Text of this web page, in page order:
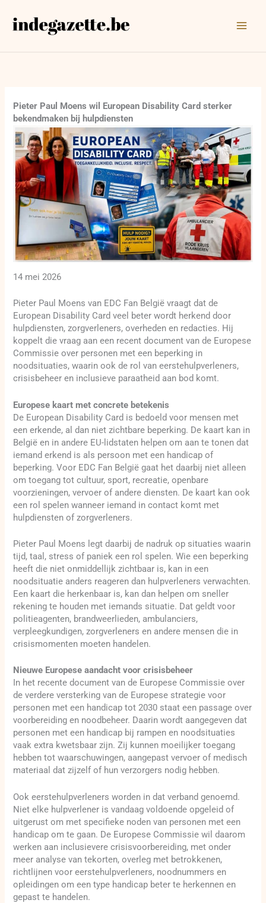
naar
Pieter Paul Moens wil European Disability Card sterker
bekendmaken bij hulpdiensten
14 mei 2026
Pieter Paul Moens van EDC Fan België vraagt dat de
European Disability Card veel beter wordt herkend door
hulpdiensten, zorgverleners, overheden en redacties. Hij
koppelt die vraag aan een recent document van de Europese
Commissie over personen met een beperking in
noodsituaties, waarin ook de rol van eerstehulpverleners,
crisisbeheer en inclusieve paraatheid aan bod komt.
Europese kaart met concrete betekenis
De European Disability Card is bedoeld voor mensen met
een erkende, al dan niet zichtbare beperking. De kaart kan in
België en in andere EU-lidstaten helpen om aan te tonen dat
iemand erkend is als persoon met een handicap of
beperking. Voor EDC Fan België gaat het daarbij niet alleen
om toegang tot cultuur, sport, recreatie, openbare
voorzieningen, vervoer of andere diensten. De kaart kan ook
een rol spelen wanneer iemand in contact komt met
hulpdiensten of zorgverleners.
Pieter Paul Moens legt daarbij de nadruk op situaties waarin
tijd, taal, stress of paniek een rol spelen. Wie een beperking
heeft die niet onmiddellijk zichtbaar is, kan in een
noodsituatie anders reageren dan hulpverleners verwachten.
Een kaart die herkenbaar is, kan dan helpen om sneller
rekening te houden met iemands situatie. Dat geldt voor
politieagenten, brandweerlieden, ambulanciers,
verpleegkundigen, zorgverleners en andere mensen die in
crisismomenten moeten handelen.
Nieuwe Europese aandacht voor crisisbeheer
In het recente document van de Europese Commissie over
de verdere versterking van de Europese strategie voor
personen met een handicap tot 2030 staat een passage over
voorbereiding en noodbeheer. Daarin wordt aangegeven dat
personen met een handicap bij rampen en noodsituaties
vaak extra kwetsbaar zijn. Zij kunnen moeilijker toegang
hebben tot waarschuwingen, aangepast vervoer of medisch
materiaal dat zijzelf of hun verzorgers nodig hebben.
Ook eerstehulpverleners worden in dat verband genoemd.
Niet elke hulpverlener is vandaag voldoende opgeleid of
uitgerust om met specifieke noden van personen met een
handicap om te gaan. De Europese Commissie wil daarom
werken aan inclusievere crisisvoorbereiding, met onder
meer analyse van tekorten, overleg met betrokkenen,
richtlijnen voor eerstehulpverleners, noodnummers en
opleidingen om een type handicap beter te herkennen en
gepast te handelen.